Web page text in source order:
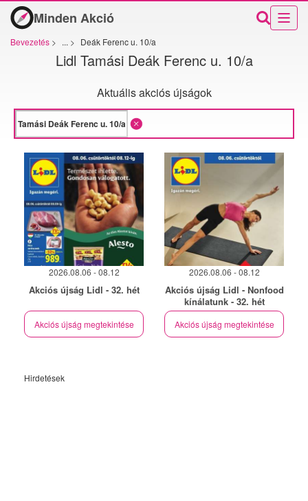
Minden Akció
Bevezetés > ... > Deák Ferenc u. 10/a
Lidl Tamási Deák Ferenc u. 10/a
Aktuális akciós újságok
2026.08.06 - 08.12
Akciós újság Lidl - 32. hét
Akciós újság megtekintése
2026.08.06 - 08.12
Akciós újság Lidl - Nonfood
kínálatunk - 32. hét
Akciós újság megtekintése
Hirdetések